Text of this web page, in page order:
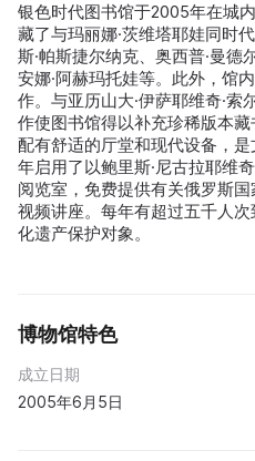
银色时代图书馆于2005年在城
藏了与玛丽娜·茨维塔耶娃同时
斯·帕斯捷尔纳克、奥西普·曼德
安娜·阿赫玛托娃等。此外，馆
作。与亚历山大·伊萨耶维奇·
作使图书馆得以补充珍稀版本藏
配有舒适的厅堂和现代设备，
年启用了以鲍里斯·尼古拉耶维
阅览室，免费提供有关俄罗斯
视频讲座。每年有超过五千人
化遗产保护对象。
博物馆特色
成立日期
2005年6月5日